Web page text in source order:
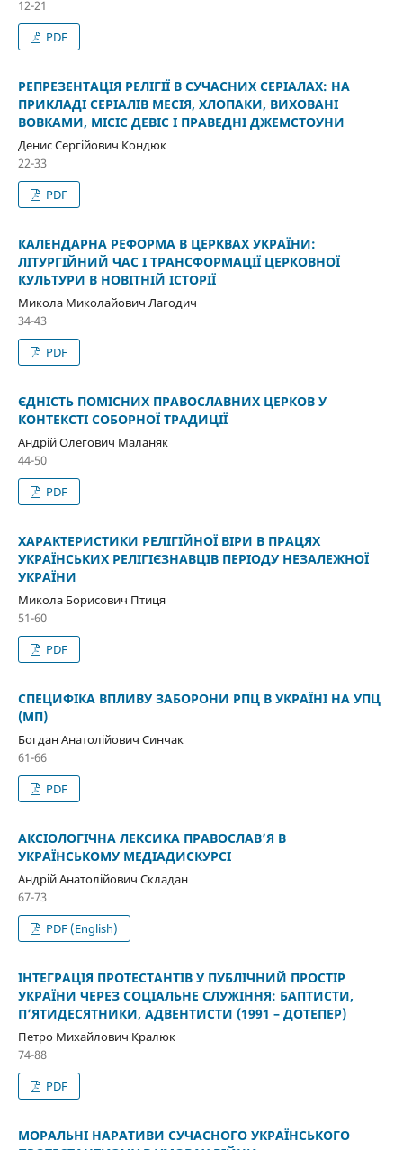
12-21
PDF
РЕПРЕЗЕНТАЦІЯ РЕЛІГІЇ В СУЧАСНИХ СЕРІАЛАХ: НА
ПРИКЛАДІ СЕРІАЛІВ МЕСІЯ, ХЛОПАКИ, ВИХОВАНІ
ВОВКАМИ, МІСІС ДЕВІС І ПРАВЕДНІ ДЖЕМСТОУНИ
Денис Сергійович Кондюк
22-33
PDF
КАЛЕНДАРНА РЕФОРМА В ЦЕРКВАХ УКРАЇНИ:
ЛІТУРГІЙНИЙ ЧАС І ТРАНСФОРМАЦІЇ ЦЕРКОВНОЇ
КУЛЬТУРИ В НОВІТНІЙ ІСТОРІЇ
Микола Миколайович Лагодич
34-43
PDF
ЄДНІСТЬ ПОМІСНИХ ПРАВОСЛАВНИХ ЦЕРКОВ У
КОНТЕКСТІ СОБОРНОЇ ТРАДИЦІЇ
Андрій Олегович Маланяк
44-50
PDF
ХАРАКТЕРИСТИКИ РЕЛІГІЙНОЇ ВІРИ В ПРАЦЯХ
УКРАЇНСЬКИХ РЕЛІГІЄЗНАВЦІВ ПЕРІОДУ НЕЗАЛЕЖНОЇ
УКРАЇНИ
Микола Борисович Птиця
51-60
PDF
СПЕЦИФІКА ВПЛИВУ ЗАБОРОНИ РПЦ В УКРАЇНІ НА УПЦ
(МП)
Богдан Анатолійович Синчак
61-66
PDF
АКСІОЛОГІЧНА ЛЕКСИКА ПРАВОСЛАВ’Я В
УКРАЇНСЬКОМУ МЕДІАДИСКУРСІ
Андрій Анатолійович Складан
67-73
PDF (English)
ІНТЕГРАЦІЯ ПРОТЕСТАНТІВ У ПУБЛІЧНИЙ ПРОСТІР
УКРАЇНИ ЧЕРЕЗ СОЦІАЛЬНЕ СЛУЖІННЯ: БАПТИСТИ,
П’ЯТИДЕСЯТНИКИ, АДВЕНТИСТИ (1991 – ДОТЕПЕР)
Петро Михайлович Кралюк
74-88
PDF
МОРАЛЬНІ НАРАТИВИ СУЧАСНОГО УКРАЇНСЬКОГО